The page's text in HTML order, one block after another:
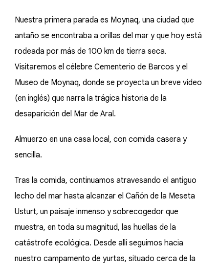
Nuestra primera parada es Moynaq, una ciudad que
antaño se encontraba a orillas del mar y que hoy está
rodeada por más de 100 km de tierra seca.
Visitaremos el célebre Cementerio de Barcos y el
Museo de Moynaq, donde se proyecta un breve vídeo
(en inglés) que narra la trágica historia de la
desaparición del Mar de Aral.
Almuerzo en una casa local, con comida casera y
sencilla.
Tras la comida, continuamos atravesando el antiguo
lecho del mar hasta alcanzar el Cañón de la Meseta
Usturt, un paisaje inmenso y sobrecogedor que
muestra, en toda su magnitud, las huellas de la
catástrofe ecológica. Desde allí seguimos hacia
nuestro campamento de yurtas, situado cerca de la